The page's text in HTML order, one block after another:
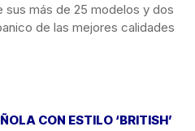
sus más de 25 modelos y dos
de las mejores calidades
CON ESTILO ‘BRITISH’